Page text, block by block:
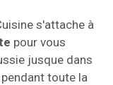
s'attache à
pour vous
jusque dans
toute la